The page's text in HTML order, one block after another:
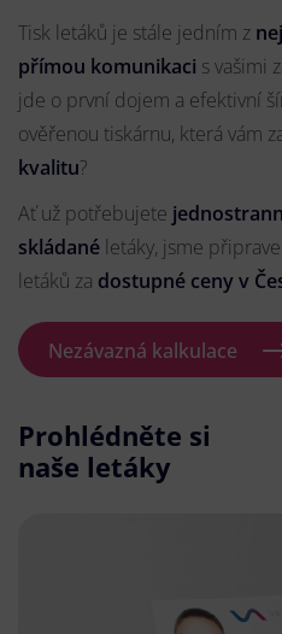
Tisk letáků je stále jedním z
přímou komunikaci s vašimi
jde o první dojem a efektivní
ověřenou tiskárnu, která vám
kvalitu?
Ať už potřebujete
skládané letáky, jsme
letáků za dostupné ceny v
Nezávazná kalkulace
Prohlédněte si
naše letáky